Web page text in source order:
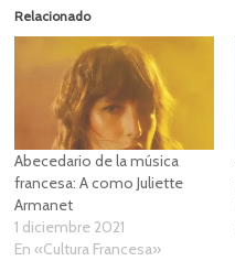
Relacionado
Abecedario de la música
francesa: A como Juliette
Armanet
1 diciembre 2021
En «Cultura Francesa»